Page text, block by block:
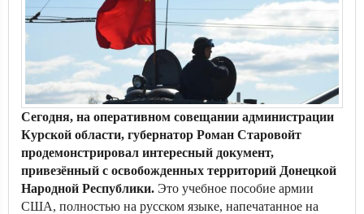
Сегодня, на оперативном совещании администрации
Курской области, губернатор Роман Старовойт
продемонстрировал интересный документ,
привезённый с освобожденных территорий Донецкой
Народной Республики. Это учебное пособие армии
США, полностью на русском языке, напечатанное на